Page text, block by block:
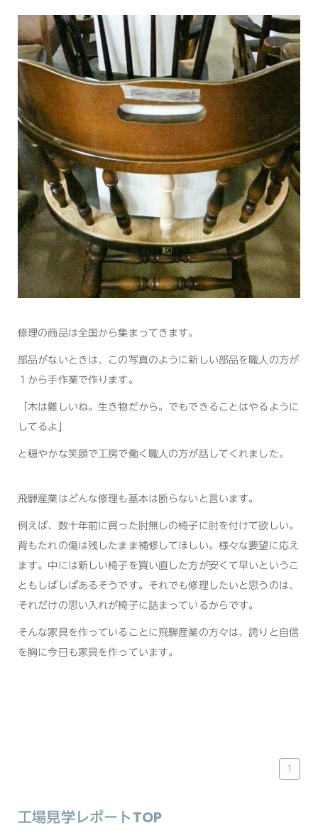
修理の商品は全国から集まってきます。
部品がないときは、この写真のように新しい部品を職人の方が
１から手作業で作ります。
「木は難しいね。生き物だから。でもできることはやるように
してるよ」
と穏やかな笑顔で工房で働く職人の方が話してくれました。
飛騨産業はどんな修理も基本は断らないと言います。
例えば、数十年前に買った肘無しの椅子に肘を付けて欲しい。
背もたれの傷は残したまま補修してほしい。様々な要望に応え
ます。中には新しい椅子を買い直した方が安くて早いというこ
ともしばしばあるそうです。それでも修理したいと思うのは、
それだけの思い入れが椅子に詰まっているからです。
そんな家具を作っていることに飛騨産業の方々は、誇りと自信
を胸に今日も家具を作っています。
１
工場見学レポートTOP